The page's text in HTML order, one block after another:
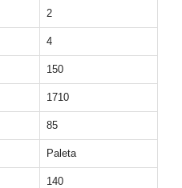
2
4
150
1710
85
Paleta
140